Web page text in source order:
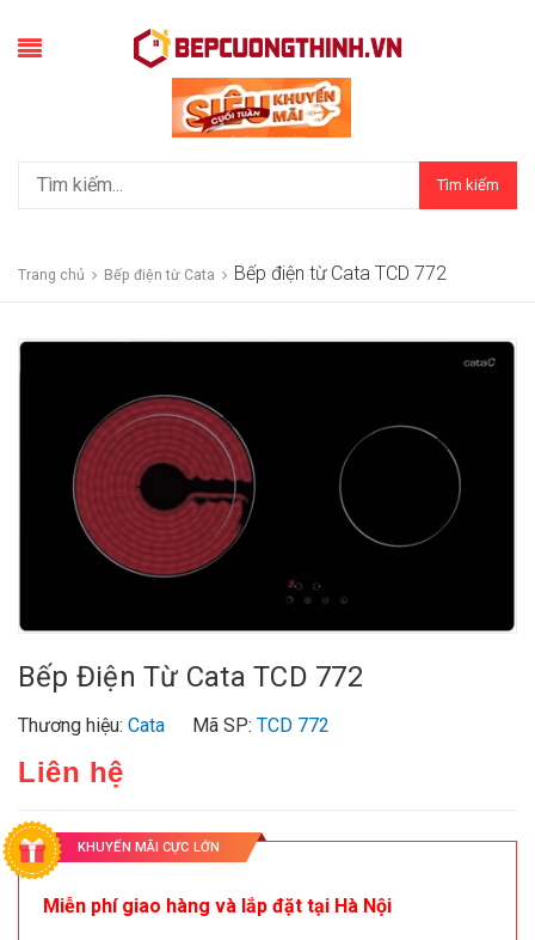
Tìm kiếm
Trang chủ Bếp điện từ Cata Bếp điện từ Cata TCD 772
Bếp Điện Từ Cata TCD 772
Thương hiệu: Cata Mã SP: TCD 772
Liên hệ
KHUYẾN MÃI CỰC LỚN
Miễn phí giao hàng và lắp đặt tại Hà Nội